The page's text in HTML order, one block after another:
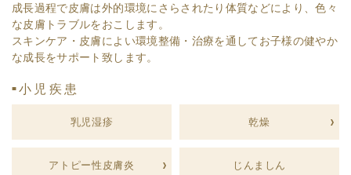
成長過程で皮膚は外的環境にさらされたり体質などにより、色々
な皮膚トラブルをおこします。
スキンケア・皮膚によい環境整備・治療を通してお子様の健やか
な成長をサポート致します。
■ 小児疾患
乳児湿疹 乾燥
アトピー性皮膚炎 じんましん